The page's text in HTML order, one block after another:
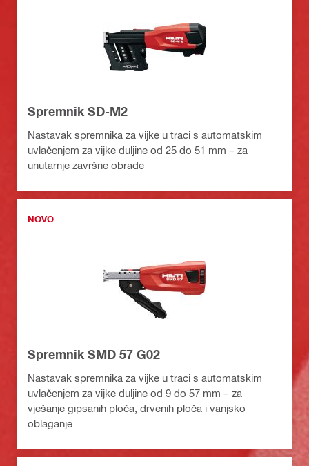
Spremnik SD-M2
Nastavak spremnika za vijke u traci s automatskim
uvlačenjem za vijke duljine od 25 do 51 mm – za
unutarnje završne obrade
NOVO
Spremnik SMD 57 G02
Nastavak spremnika za vijke u traci s automatskim
uvlačenjem za vijke duljine od 9 do 57 mm – za
vješanje gipsanih ploča, drvenih ploča i vanjsko
oblaganje